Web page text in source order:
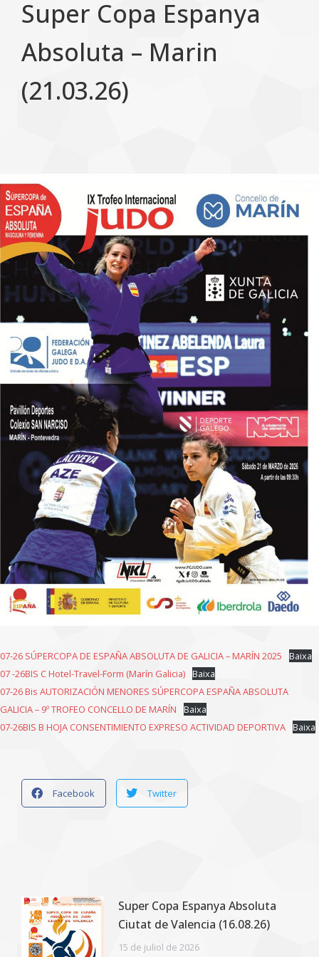
Super Copa Espanya
Absoluta – Marin
(21.03.26)
07-26 SÚPERCOPA DE ESPAÑA ABSOLUTA DE GALICIA – MARÍN 2025
Baixa
07 -26BIS C Hotel-Travel-Form (Marín Galicia) Baixa
07-26 Bis AUTORIZACIÓN MENORES SÚPERCOPA ESPAÑA ABSOLUTA
GALICIA – 9º TROFEO CONCELLO DE MARÍN
Baixa
07-26BIS B HOJA CONSENTIMIENTO EXPRESO ACTIVIDAD DEPORTIVA Baixa
Facebook Twitter
Super Copa Espanya Absoluta
Ciutat de Valencia (16.08.26)
15 de juliol de 2026